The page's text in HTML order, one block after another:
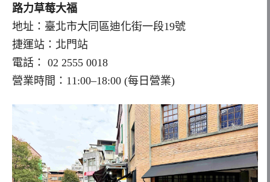
路力草莓大福
地址：臺北市大同區迪化街一段19號
捷運站：北門站
電話： 02 2555 0018
營業時間：11:00–18:00 (每日營業)